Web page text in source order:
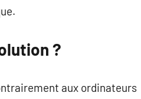
?
aux ordinateurs